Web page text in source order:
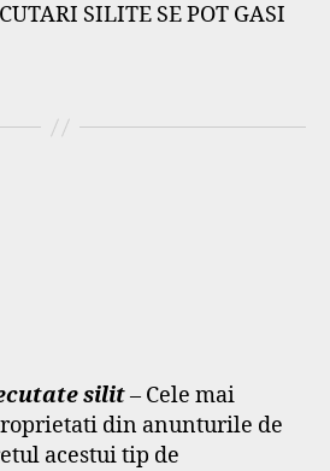
SILITE SE POT GASI
silit– Cele mai
din anunturile de
acestui tip de